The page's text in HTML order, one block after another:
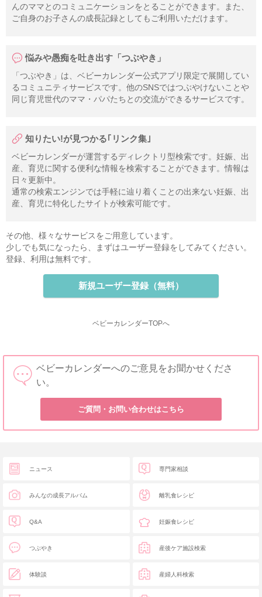
んのママとのコミュニケーションをとることができます。また、
ご自身のお子さんの成長記録としてもご利用いただけます。
悩みや愚痴を吐き出す「つぶやき」
「つぶやき」は、ベビーカレンダー公式アプリ限定で展開してい
るコミュニティサービスです。他のSNSではつぶやけないことや
同じ育児世代のママ・パパたちとの交流ができるサービスです。
知りたい!が見つかる｢リンク集｣
ベビーカレンダーが運営するディレクトリ型検索です。妊娠、出
産、育児に関する便利な情報を検索することができます。情報は
日々更新中。
通常の検索エンジンでは手軽に辿り着くことの出来ない妊娠、出
産、育児に特化したサイトが検索可能です。
その他、様々なサービスをご用意しています。
少しでも気になったら、まずはユーザー登録をしてみてください。
登録、利用は無料です。
新規ユーザー登録（無料）
ベビーカレンダーTOPへ
ベビーカレンダーへのご意見をお聞かせくださ
い。
ご質問・お問い合わせはこちら
ニュース
みんなの成長アルバム
Q&A
つぶやき
体験談
専門家相談
離乳食レシピ
妊娠食レシピ
産後ケア施設検索
産婦人科検索